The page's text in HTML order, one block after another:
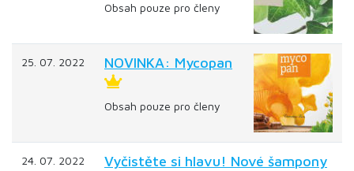
Obsah pouze pro členy
25. 07. 2022 NOVINKA: Mycopan
Obsah pouze pro členy
24. 07. 2022
Vyčistěte si hlavu! Nové šampony